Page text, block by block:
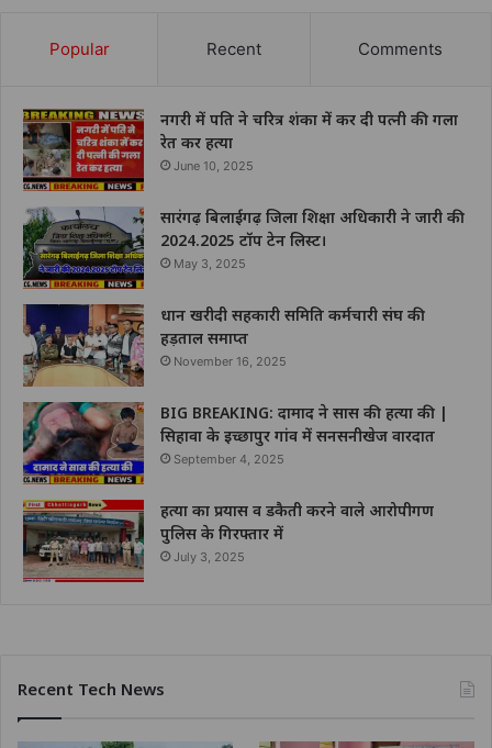
Popular Recent Comments
नगरी में पति ने चरित्र शंका में कर दी पत्नी की गला
रेत कर हत्या
June 10, 2025
सारंगढ़ बिलाईगढ़ जिला शिक्षा अधिकारी ने जारी की
2024.2025 टॉप टेन लिस्ट।
May 3, 2025
धान खरीदी सहकारी समिति कर्मचारी संघ की
हड़ताल समाप्त
November 16, 2025
BIG BREAKING: दामाद ने सास की हत्या की |
सिहावा के इच्छापुर गांव में सनसनीखेज वारदात
September 4, 2025
हत्या का प्रयास व डकैती करने वाले आरोपीगण
पुलिस के गिरफ्तार में
July 3, 2025
Recent Tech News